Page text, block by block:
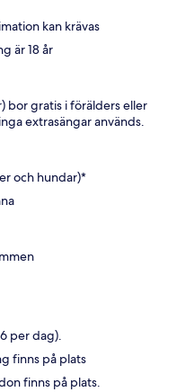
kan krävas
är 18 år
bor gratis i förälders eller
extrasängar används.
och hundar)*
per dag).
finns på plats
finns på plats.